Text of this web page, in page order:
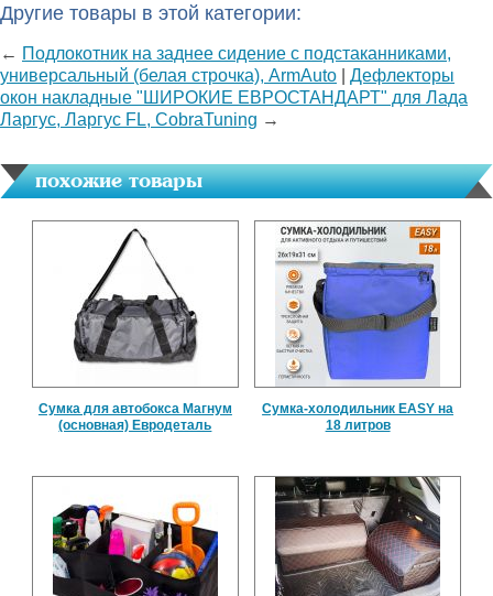
Другие товары в этой категории:
← Подлокотник на заднее сидение с подстаканниками,
универсальный (белая строчка), ArmAuto
Дефлекторы
окон накладные "ШИРОКИЕ ЕВРОСТАНДАРТ" для Лада
Ларгус, Ларгус FL, CobraTuning →
похожие товары
Сумка для автобокса Магнум
(основная) Евродеталь
Сумка-холодильник EASY на
18 литров